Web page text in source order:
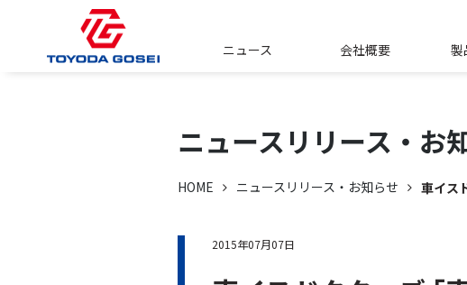
ニュース 会社概要 製
ニュースリリース・ お
HOME ニュースリリース・お知らせ 車イス
2015年07月07日